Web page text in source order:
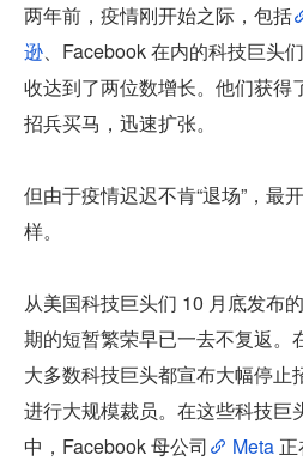
两年前，疫情刚开始之际，包括
逊、Facebook 在内的科技巨头
收达到了两位数增长。他们获得
招兵买马，迅速扩张。
但由于疫情迟迟不肯“退场”，最
样。
从美国科技巨头们 10 月底发布
期的短暂繁荣早已一去不复返。
大多数科技巨头都宣布大幅停止
进行大规模裁员。在这些科技巨
中，Facebook 母公司
Meta